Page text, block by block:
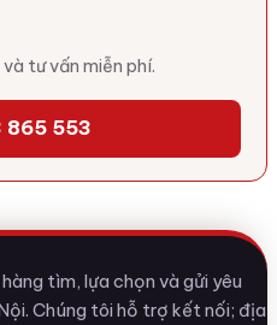
tư vấn miễn phí.
865 553
tìm, lựa chọn và gửi yêu
Chúng tôi hỗ trợ kết nối; địa